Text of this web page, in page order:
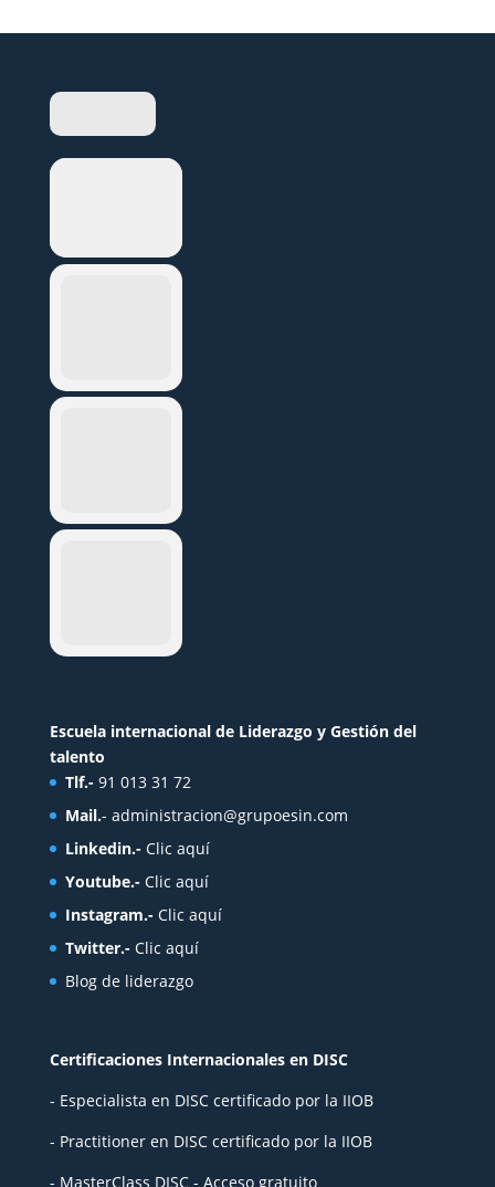
Escuela internacional de Liderazgo y Gestión del
talento
Tlf.- 91 013 31 72
Mail.- administracion@grupoesin.com
Linkedin.- Clic aquí
Youtube.- Clic aquí
Instagram.- Clic aquí
Twitter.- Clic aquí
Blog de liderazgo
Certificaciones Internacionales en DISC
- Especialista en DISC certificado por la IIOB
- Practitioner en DISC certificado por la IIOB
- MasterClass DISC - Acceso gratuito